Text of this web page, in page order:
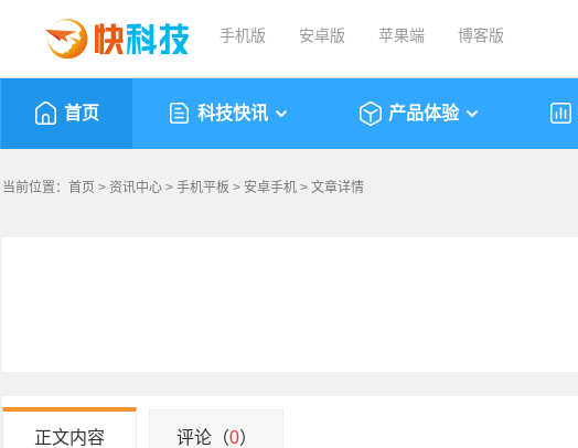
手机版 安卓版 苹果端 博客版
首页 科技快讯 产品体验
当前位置： 首页 > 资讯中心 > 手机平板 > 安卓手机 > 文章详情
正文内容 评论（0）